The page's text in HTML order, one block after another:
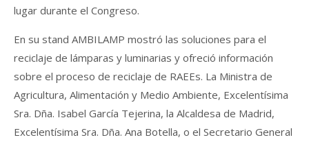
lugar durante el Congreso.
En su stand AMBILAMP mostró las soluciones para el
reciclaje de lámparas y luminarias y ofreció información
sobre el proceso de reciclaje de RAEEs. La Ministra de
Agricultura, Alimentación y Medio Ambiente, Excelentísima
Sra. Dña. Isabel García Tejerina, la Alcaldesa de Madrid,
Excelentísima Sra. Dña. Ana Botella, o el Secretario General